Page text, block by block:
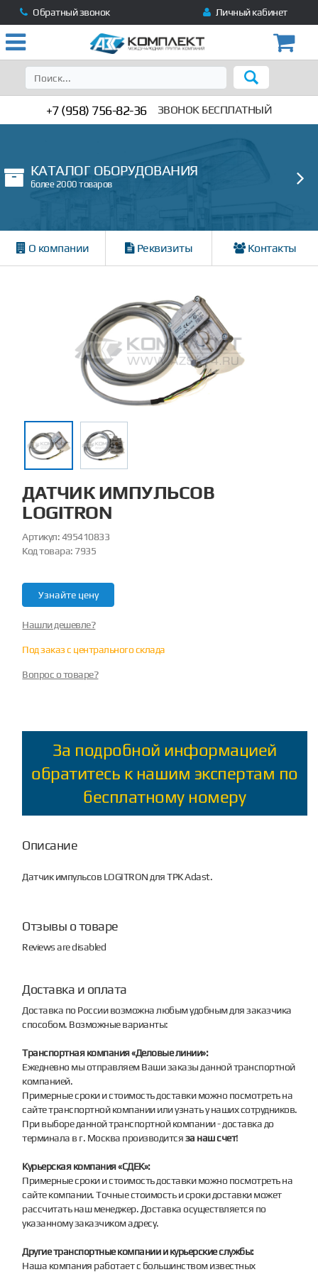
Обратный звонок Личный кабинет
+7 (958) 756-82-36 ЗВОНОК БЕСПЛАТНЫЙ
КАТАЛОГ ОБОРУДОВАНИЯ
более 2000 товаров
О компании Реквизиты Контакты
ДАТЧИК ИМПУЛЬСОВ
LOGITRON
Артикул:495410833
Код товара: 7935
Узнайте цену
Нашли дешевле?
Под заказ с центрального склада
Вопрос о товаре?
За подробной информацией
обратитесь к нашим экспертам по
бесплатному номеру
Описание
Датчик импульсов LOGITRON для ТРК Adast.
Отзывы о товаре
Reviews are disabled
Доставка и оплата
Доставка по России возможна любым удобным для заказчика
способом. Возможные варианты:
Транспортная компания «Деловые линии»:
Ежедневно мы отправляем Ваши заказы данной транспортной
компанией.
Примерные сроки и стоимость доставки можно посмотреть на
сайте транспортной компании или узнать у наших сотрудников.
При выборе данной транспортной компании - доставка до
терминала в г. Москва производитсяза наш счет!
Курьерская компания «СДЕК»:
Примерные сроки и стоимость доставки можно посмотреть на
сайте компании. Точные стоимость и сроки доставки может
рассчитать наш менеджер. Доставка осуществляется по
указанному заказчиком адресу.
Другие транспортные компании и курьерские службы:
Наша компания работает с большинством известных